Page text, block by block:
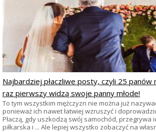
Najbardziej płaczliwe posty, czyli 25 panów
raz pierwszy widzą swoje panny młode!
To tym wszystkim mężczyzn nie można już
ponieważ ich nawet łatwiej wzruszyć i
Płaczą, gdy uszkodzą swój samochód, przegrywa
piłkarska i ... Ale lepiej wszystko zobaczyć na